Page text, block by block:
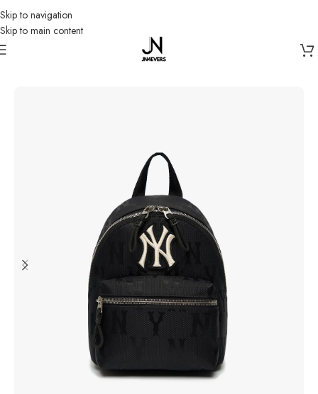
Skip to navigation
Skip to main content